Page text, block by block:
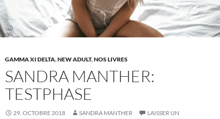
il
particulièrement
important
dans
pour
GAMMA XI DELTA,NEW ADULT,NOS LIVRES
SANDRA MANTHER:
TESTPHASE
29. OCTOBRE 2018 SANDRA MANTHER
LAISSER UN